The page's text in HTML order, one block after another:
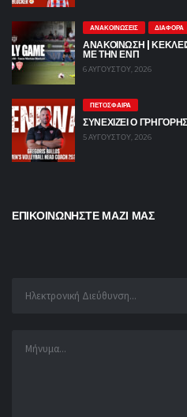
ΑΝΑΚΟΙΝΏΣΕΙΣ ΔΙΆΦΟΡΑ
ΑΝΑΚΟΙΝΩΣΗ |
ΜΕ ΤΗΝ ΕΝΠ
6 ΑΥΓΟΎΣΤΟΥ, 2026
ΠΕΤΌΣΦΑΙΡΑ
ΣΥΝΕΧΙΖΕΙ Ο
5 ΑΥΓΟΎΣΤΟΥ, 2026
ΕΠΙΚΟΙΝΩΝΗΣΤΕ ΜΑΖΙ ΜΑΣ